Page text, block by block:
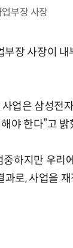
부장 사장
장 사장이 내
업은 삼성전
야 한다”고 밝
하지만 우리
로, 사업을